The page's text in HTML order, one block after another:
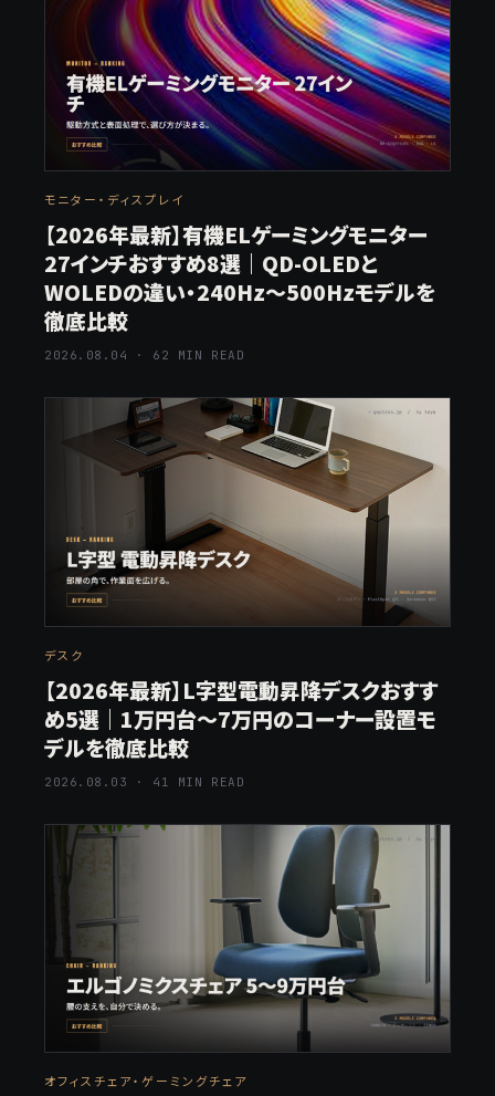
モニター・ディスプレイ
【2026年最新】有機ELゲーミングモニター
27インチおすすめ8選｜QD-OLEDと
WOLEDの違い・240Hz〜500Hzモデルを
徹底比較
2026.08.04 · 62 MIN READ
デスク
【2026年最新】L字型電動昇降デスクおすす
め5選｜1万円台〜7万円のコーナー設置モ
デルを徹底比較
2026.08.03 · 41 MIN READ
オフィスチェア・ゲーミングチェア